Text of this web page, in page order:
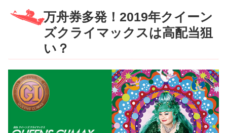
万舟券多発！2019年クイーン
ズクライマックスは高配当狙
い？